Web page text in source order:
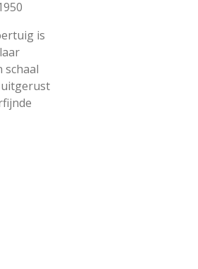
is
schaal
uitgerust